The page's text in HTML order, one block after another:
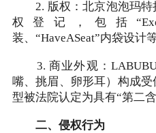
2. 版权：北京泡泡玛特
权登记，包括
装、“HaveASeat”内袋设计
3. 商业外观：LABUBU
嘴、挑眉、卵形耳）构成
型被法院认定为具有“第二含
二、侵权行为